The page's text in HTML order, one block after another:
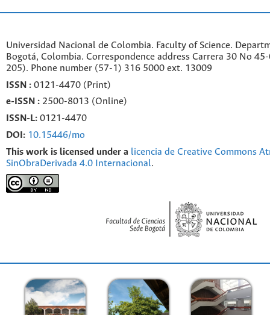
Universidad Nacional de Colombia. Faculty of Science.
Bogotá, Colombia. Correspondence address Carrera 30 No
205). Phone number (57-1) 316 5000 ext. 13009
ISSN : 0121-4470 (Print)
e- ISSN : 2500-8013 (Online)
ISSN-L: 0121-4470
DOI: 10.15446/mo
This work is licensed under a licencia de Creative Commons
SinObraDerivada 4.0 Internacional.